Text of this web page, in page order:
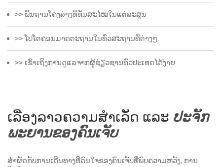
>> ພື້ນຖານໂຄງລ່າງທີ່ທັນສະໄໝໃນແຕ່ລະສູນ
>> ໂປໂຕຄອນມາດຕະຖານໃນທົ່ວສະຖານທີ່ຕ່າງໆ
>> ເຂົ້າເຖິງການດູແລຈາກຜູ້ຊ່ຽວຊານທົ່ວປະເທດໄດ້ງ່າຍ
ເລື່ອງລາວຄວາມສຳເລັດ ແລະ ປະຈັກ
ພະຍານຂອງຄົນເຈັບ
ສຳຜັດກັບການເດີນທາງທີ່ດົນໃຈຂອງຄົນເຈັບທີ່ພົບຄວາມຫວັງ, ການ